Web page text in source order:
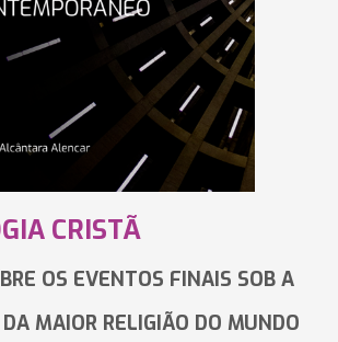
CRISTÃ
OS EVENTOS FINAIS SOB A
MAIOR RELIGIÃO DO MUNDO